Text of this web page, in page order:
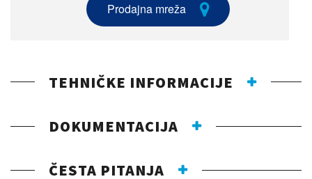
Prodajna mreža
TEHNIČKE INFORMACIJE
DOKUMENTACIJA
ČESTA PITANJA